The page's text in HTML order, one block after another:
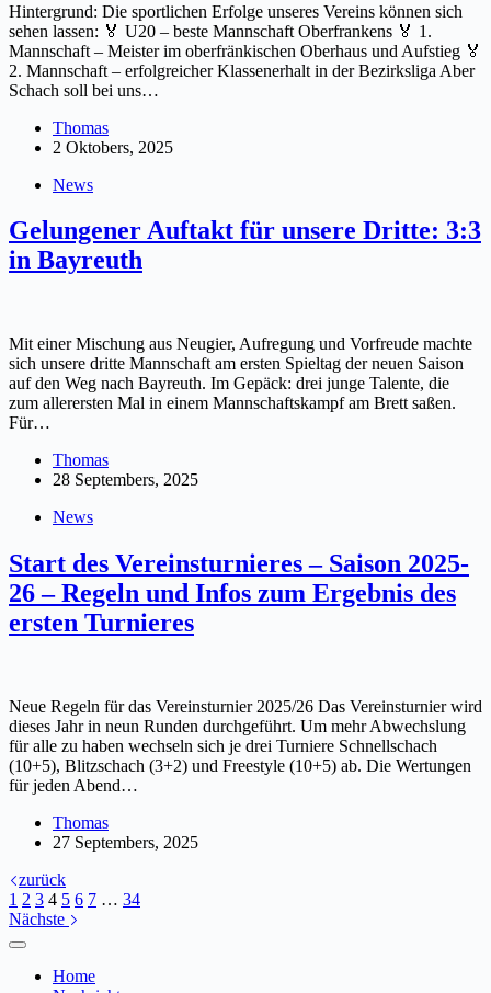
Hintergrund: Die sportlichen Erfolge unseres Vereins können sich
sehen lassen: 🏅 U20 – beste Mannschaft Oberfrankens 🏅 1.
Mannschaft – Meister im oberfränkischen Oberhaus und Aufstieg 🏅
2. Mannschaft – erfolgreicher Klassenerhalt in der Bezirksliga Aber
Schach soll bei uns…
Thomas
2 Oktobers, 2025
News
Gelungener Auftakt für unsere Dritte: 3:3
in Bayreuth
Mit einer Mischung aus Neugier, Aufregung und Vorfreude machte
sich unsere dritte Mannschaft am ersten Spieltag der neuen Saison
auf den Weg nach Bayreuth. Im Gepäck: drei junge Talente, die
zum allerersten Mal in einem Mannschaftskampf am Brett saßen.
Für…
Thomas
28 Septembers, 2025
News
Start des Vereinsturnieres – Saison 2025-
26 – Regeln und Infos zum Ergebnis des
ersten Turnieres
Neue Regeln für das Vereinsturnier 2025/26 Das Vereinsturnier wird
dieses Jahr in neun Runden durchgeführt. Um mehr Abwechslung
für alle zu haben wechseln sich je drei Turniere Schnellschach
(10+5), Blitzschach (3+2) und Freestyle (10+5) ab. Die Wertungen
für jeden Abend…
Thomas
27 Septembers, 2025
zurück
1 2 3 4 5 6 7 … 34
Nächste
Home